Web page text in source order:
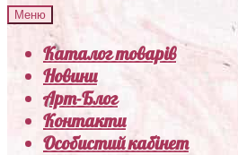
Меню
Каталог товарів
Новини
Арт-Блог
Контакти
Особистий кабінет